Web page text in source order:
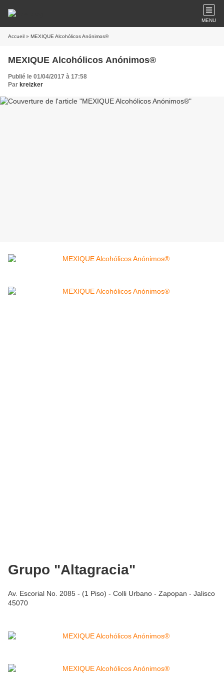
MENU
Accueil » MEXIQUE Alcohólicos Anónimos®
MEXIQUE Alcohólicos Anónimos®
Publié le 01/04/2017 à 17:58
Par kreizker
Grupo "Altagracia"
Av. Escorial No. 2085 - (1 Piso) - Colli Urbano - Zapopan - Jalisco
45070